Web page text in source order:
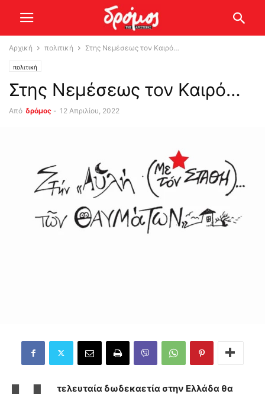
Αρχική πολιτική Στης Νεμέσεως τον Καιρό…
πολιτική
Στης Νεμέσεως τον Καιρό…
Από δρόμος - 12 Απριλίου, 2022
τελευταία δωδεκαετία στην Ελλάδα θα